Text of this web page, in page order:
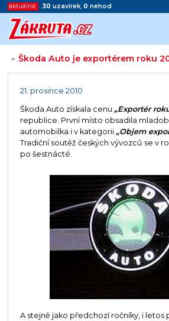
aktuálně: 30 uzavírek, 0 nehod
>Škoda Auto je exportérem roku
Začátek reklamy
21. prosince 2010
Škoda Auto získala cenu „Exportér
republice. První místo obsadila
automobilka i v kategorii „Objem
Tradiční soutěž českých vývozců se v
po šestnácté.
A stejně jako předchozí ročníky, i letos